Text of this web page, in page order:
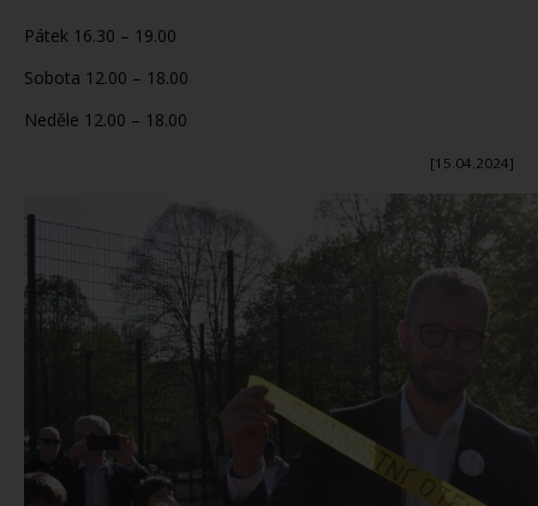
Pátek 16.30 – 19.00
Sobota 12.00 – 18.00
Neděle 12.00 – 18.00
[15.04.2024]